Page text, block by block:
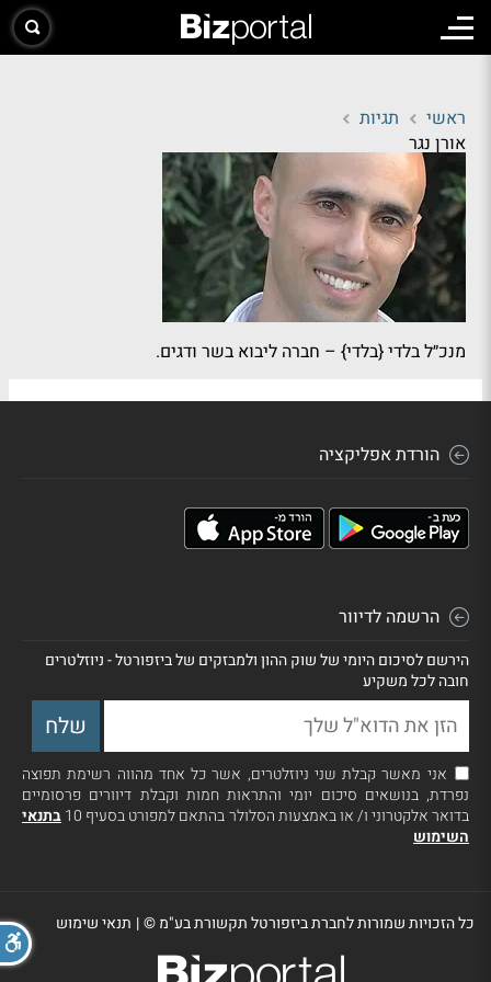
ראשי
תגיות
אורן נגר
מנכ״ל בלדי{בלדי} – חברה ליבוא בשר ודגים.
הורדת אפליקציה
הרשמה לדיוור
הירשם לסיכום היומי של שוק ההון ולמבזקים של ביזפורטל - ניוזלטרים
חובה לכל משקיע
אני מאשר קבלת שני ניוזלטרים, אשר כל אחד מהווה רשימת תפוצה
נפרדת, בנושאים סיכום יומי והתראות חמות וקבלת דיוורים פרסומיים
בדואר אלקטרוני ו/ או באמצעות הסלולר בהתאם למפורט בסעיף 10
בתנאי
השימוש
כל הזכויות שמורות לחברת ביזפורטל תקשורת בע"מ ©| תנאי שימוש